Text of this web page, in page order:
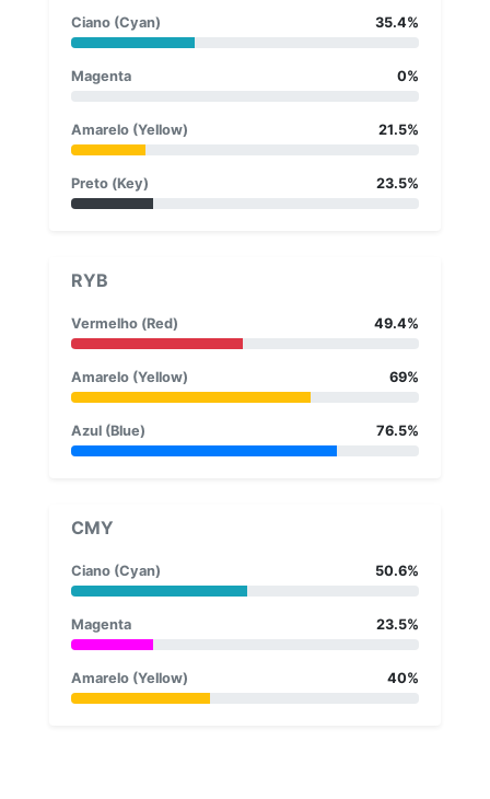
Ciano (Cyan) 35.4%
Magenta 0%
Amarelo (Yellow) 21.5%
Preto (Key) 23.5%
RYB
Vermelho (Red) 49.4%
Amarelo (Yellow) 69%
Azul (Blue) 76.5%
CMY
Ciano (Cyan) 50.6%
Magenta 23.5%
Amarelo (Yellow) 40%